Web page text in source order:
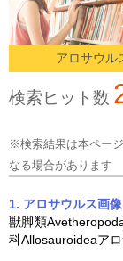
アロサウル
検索ヒット数
※検索結果は本ペー
なる場合があります
1. アロサウルス画像
獣脚類
科Allosauroideaア